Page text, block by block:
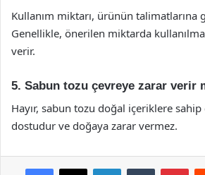
Kullanım miktarı, ürünün talimatlarına
Genellikle, önerilen miktarda
verir.
5. Sabun tozu çevreye zarar verir
Hayır, sabun tozu doğal içeriklere
dostudur ve doğaya zarar vermez.
Facebook
X LinkedInTumblr